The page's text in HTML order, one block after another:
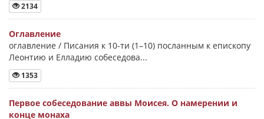
2134
Оглавление
оглавление / Писания к 10-ти (1–10) посланным к епископу
Леонтию и Елладию собеседова...
1353
Первое собеседование аввы Моисея. О намерении и
конце монаха